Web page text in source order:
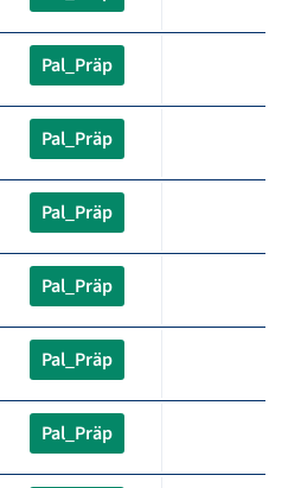
Pal_Präp
Pal_Präp
Pal_Präp
Pal_Präp
Pal_Präp
Pal_Präp